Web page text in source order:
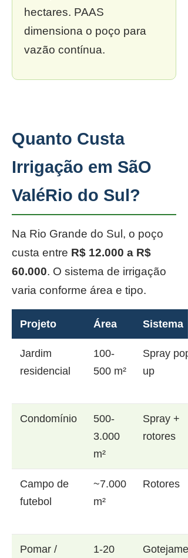
hectares. PAAS
dimensiona o poço para
vazão contínua.
Quanto Custa
Irrigação em SãO
ValéRio do Sul?
Na Rio Grande do Sul, o poço
custa entre R$ 12.000 a R$
60.000. O sistema de irrigação
varia conforme área e tipo.
Projeto Área Sistema
Jardim
residencial
100-
500 m²
Spray pop-
up
Condomínio
500-
3.000
m²
Spray +
rotores
Campo de
futebol
~7.000
m²
Rotores
Pomar / 1-20